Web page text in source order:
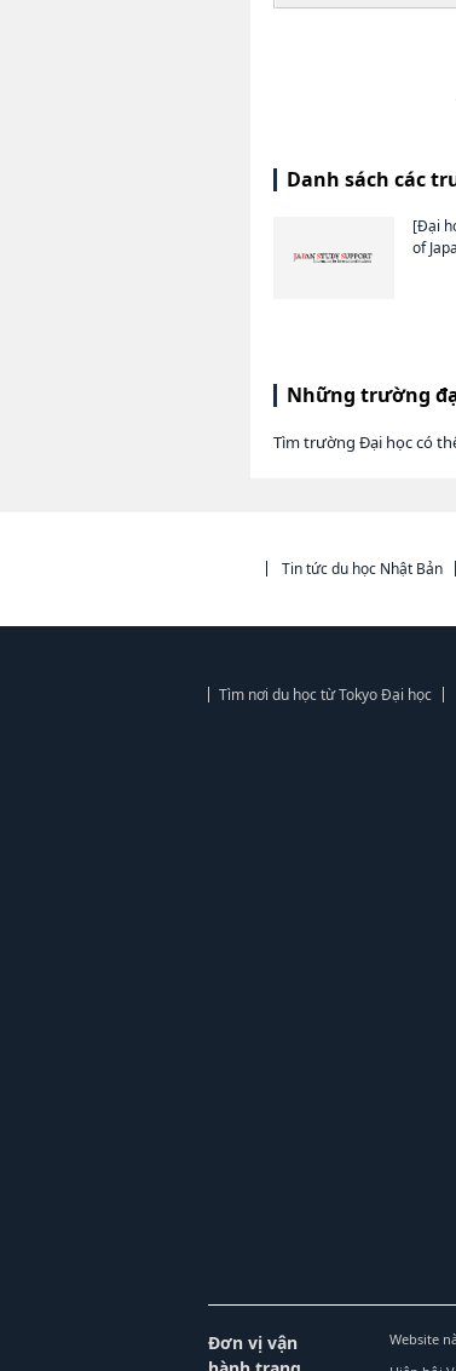
Danh sách các
[Đại
of
Những trường
Tìm trường Đại học có
Tin tức du học Nhật Bản
Tìm nơi du học từ Tokyo Đại học
Đơn vị vận
Website